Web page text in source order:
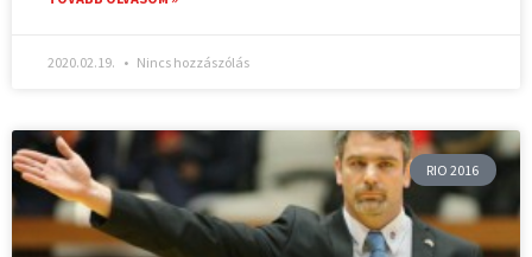
2020.02.19. Nincs hozzászólás
RIO 2016